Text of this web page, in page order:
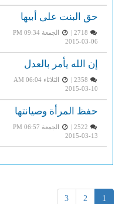
حق البنت على أبيها
الجمعة PM 09:34
2015-03-06
إن الله يأمر بالعدل
الثلاثاء AM 06:04
2015-03-10
حفظ المرأة وصيانتها
الجمعة PM 06:57
2015-03-13
1
2
3